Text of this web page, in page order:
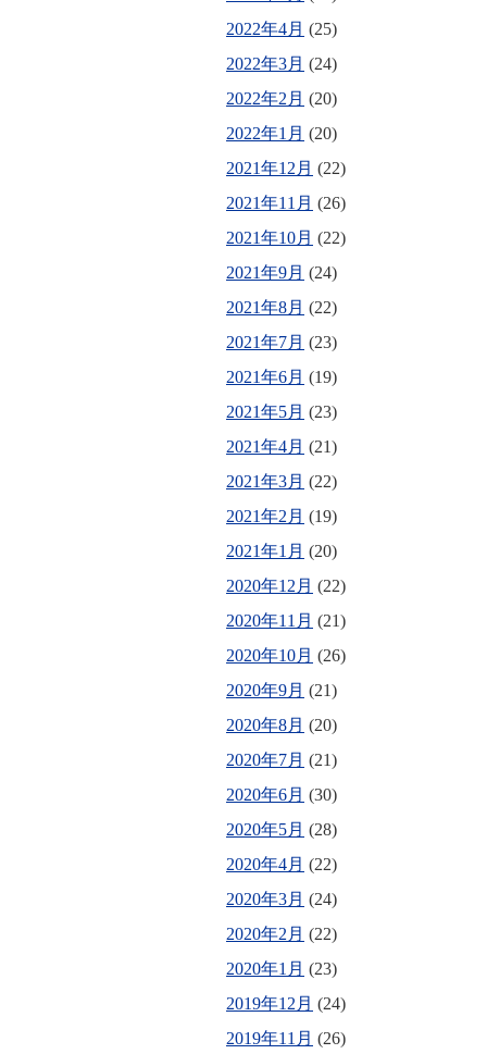
2022年4月 (25)
2022年3月 (24)
2022年2月 (20)
2022年1月 (20)
2021年12月 (22)
2021年11月 (26)
2021年10月 (22)
2021年9月 (24)
2021年8月 (22)
2021年7月 (23)
2021年6月 (19)
2021年5月 (23)
2021年4月 (21)
2021年3月 (22)
2021年2月 (19)
2021年1月 (20)
2020年12月 (22)
2020年11月 (21)
2020年10月 (26)
2020年9月 (21)
2020年8月 (20)
2020年7月 (21)
2020年6月 (30)
2020年5月 (28)
2020年4月 (22)
2020年3月 (24)
2020年2月 (22)
2020年1月 (23)
2019年12月 (24)
2019年11月 (26)